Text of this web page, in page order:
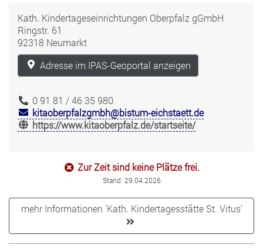
Kath. Kindertageseinrichtungen Oberpfalz gGmbH
Ringstr. 61
92318 Neumarkt
Adresse im IPAS-Geoportal anzeigen
0 91 81 / 46 35 980
kitaoberpfalzgmbh@bistum-eichstaett.de
https://www.kitaoberpfalz.de/startseite/
Zur Zeit sind keine Plätze frei.
Stand: 29.04.2026
mehr Informationen 'Kath. Kindertagesstätte St. Vitus'